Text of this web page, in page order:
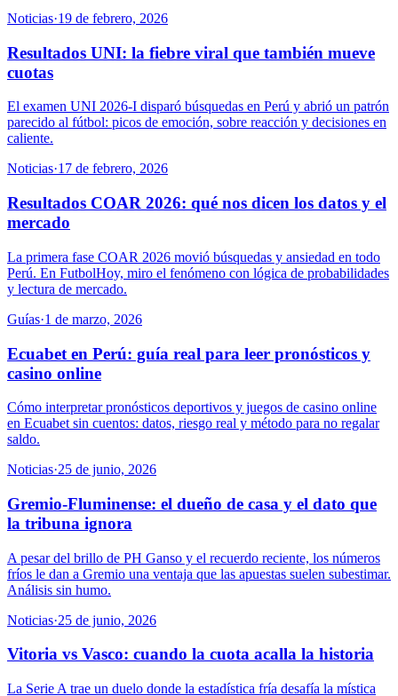
Noticias·19 de febrero, 2026
Resultados UNI: la fiebre viral que también mueve
cuotas
El examen UNI 2026-I disparó búsquedas en Perú y abrió un patrón
parecido al fútbol: picos de emoción, sobre reacción y decisiones en
caliente.
Noticias·17 de febrero, 2026
Resultados COAR 2026: qué nos dicen los datos y el
mercado
La primera fase COAR 2026 movió búsquedas y ansiedad en todo
Perú. En FutbolHoy, miro el fenómeno con lógica de probabilidades
y lectura de mercado.
Guías·1 de marzo, 2026
Ecuabet en Perú: guía real para leer pronósticos y
casino online
Cómo interpretar pronósticos deportivos y juegos de casino online
en Ecuabet sin cuentos: datos, riesgo real y método para no regalar
saldo.
Noticias·25 de junio, 2026
Gremio-Fluminense: el dueño de casa y el dato que
la tribuna ignora
A pesar del brillo de PH Ganso y el recuerdo reciente, los números
fríos le dan a Gremio una ventaja que las apuestas suelen subestimar.
Análisis sin humo.
Noticias·25 de junio, 2026
Vitoria vs Vasco: cuando la cuota acalla la historia
La Serie A trae un duelo donde la estadística fría desafía la mística